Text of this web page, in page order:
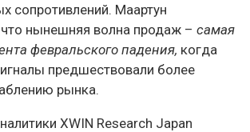
сопротивлений. Маартун
что нынешняя волна продаж – самая
февральского падения, когда
предшествовали более
рынка.
XWIN Research Japan